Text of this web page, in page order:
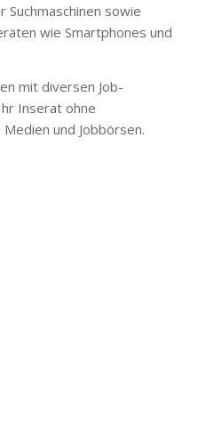
Suchmaschinen sowie
wie Smartphones und
mit diversen Job-
Inserat ohne
und Jobbörsen.